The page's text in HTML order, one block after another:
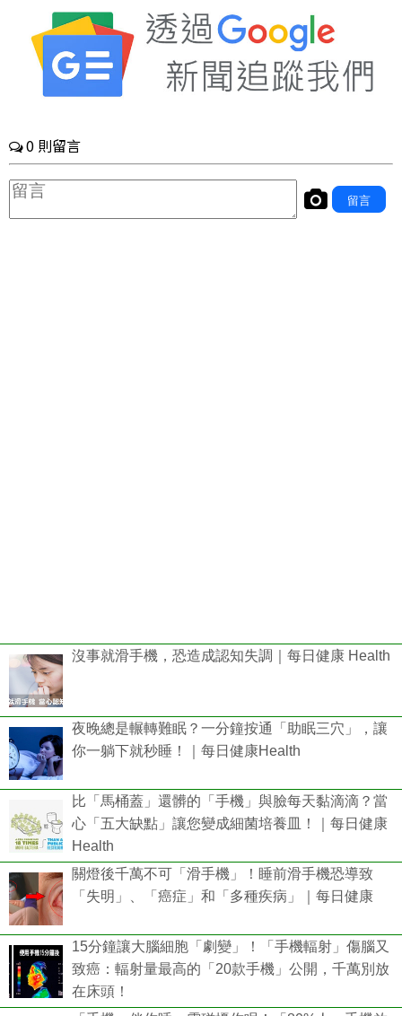
沒事就滑手機，恐造成認知失調｜每日健康 Health
夜晚總是輾轉難眠？一分鐘按通「助眠三穴」，讓
你一躺下就秒睡！｜每日健康Health
比「馬桶蓋」還髒的「手機」與臉每天黏滴滴？當
心「五大缺點」讓您變成細菌培養皿！｜每日健康
Health
關燈後千萬不可「滑手機」！睡前滑手機恐導致
「失明」、「癌症」和「多種疾病」｜每日健康
15分鐘讓大腦細胞「劇變」！「手機輻射」傷腦又
致癌：輻射量最高的「20款手機」公開，千萬別放
在床頭！